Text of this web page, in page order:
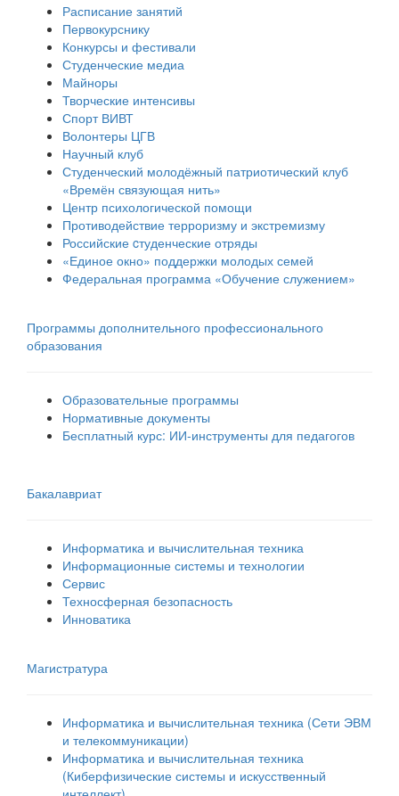
Расписание занятий
Первокурснику
Конкурсы и фестивали
Студенческие медиа
Майноры
Творческие интенсивы
Спорт ВИВТ
Волонтеры ЦГВ
Научный клуб
Студенческий молодёжный патриотический клуб
«Времён связующая нить»
Центр психологической помощи
Противодействие терроризму и экстремизму
Российские cтуденческие отряды
«Единое окно» поддержки молодых семей
Федеральная программа «Обучение служением»
Программы дополнительного профессионального
образования
Образовательные программы
Нормативные документы
Бесплатный курс: ИИ‑инструменты для педагогов
Бакалавриат
Информатика и вычислительная техника
Информационные системы и технологии
Сервис
Техносферная безопасность
Инноватика
Магистратура
Информатика и вычислительная техника (Сети ЭВМ
и телекоммуникации)
Информатика и вычислительная техника
(Киберфизические системы и искусственный